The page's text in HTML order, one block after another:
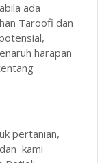
ada
Taroofi dan
harapan
pertanian,
kami